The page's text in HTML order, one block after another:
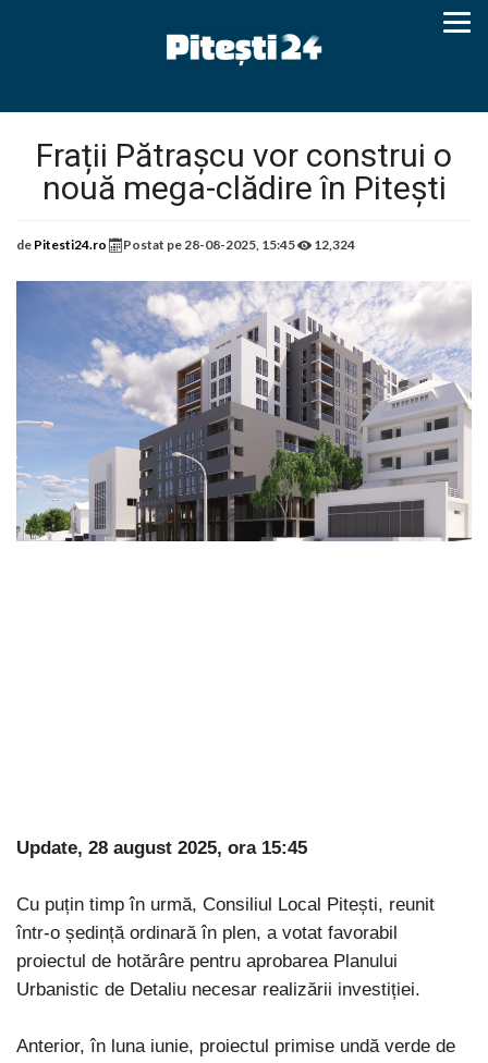
Frații Pătrașcu vor construi o
nouă mega-clădire în Pitești
de Pitesti24.ro Postat pe28-08-2025, 15:45 12,324
Update, 28 august 2025, ora 15:45
Cu puțin timp în urmă, Consiliul Local Pitești, reunit
într-o ședință ordinară în plen, a votat favorabil
proiectul de hotărâre pentru aprobarea Planului
Urbanistic de Detaliu necesar realizării investiției.
Anterior, în luna iunie, proiectul primise undă verde de